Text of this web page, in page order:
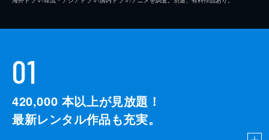
01
420,000 本以上が見放題！
最新レンタル作品も充実。